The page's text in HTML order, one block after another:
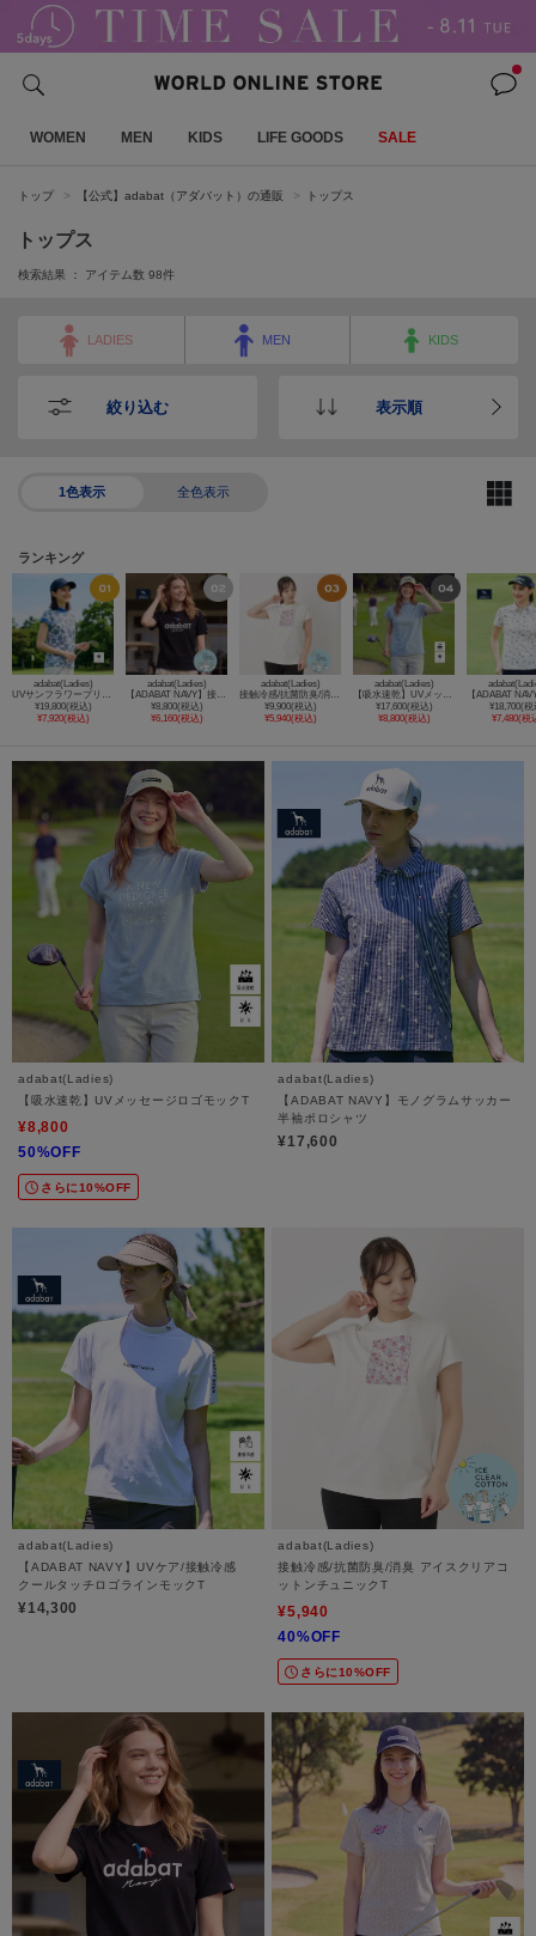
WOMEN MEN KIDS LIFE GOODS SALE
トップ 【公式】adabat（アダバット）の通販 トップス
トップス
検索結果 ： アイテム数 98件
LADIES MEN KIDS
絞り込む 表示順
1色表示 全色表示
ランキング
adabat(Ladies)
¥19,800(税込)
¥7,920(税込)
adabat(Ladies)
¥8,800(税込)
¥6,160(税込)
adabat(Ladies)
¥9,900(税込)
¥5,940(税込)
adabat(Ladies)
¥17,600(税込)
¥8,800(税込)
¥18,700(税
¥7,480(税
adabat(Ladies)
【吸水速乾】UVメッセージロゴモックT
¥8,800
50%OFF
さらに10%OFF
adabat(Ladies)
【ADABAT NAVY】モノグラムサッカー
半袖ポロシャツ
¥17,600
adabat(Ladies)
【ADABAT NAVY】UVケア/接触冷感
クールタッチロゴラインモックT
¥14,300
adabat(Ladies)
接触冷感/抗菌防臭/消臭 アイスクリアコ
ットンチュニックT
¥5,940
40%OFF
さらに10%OFF